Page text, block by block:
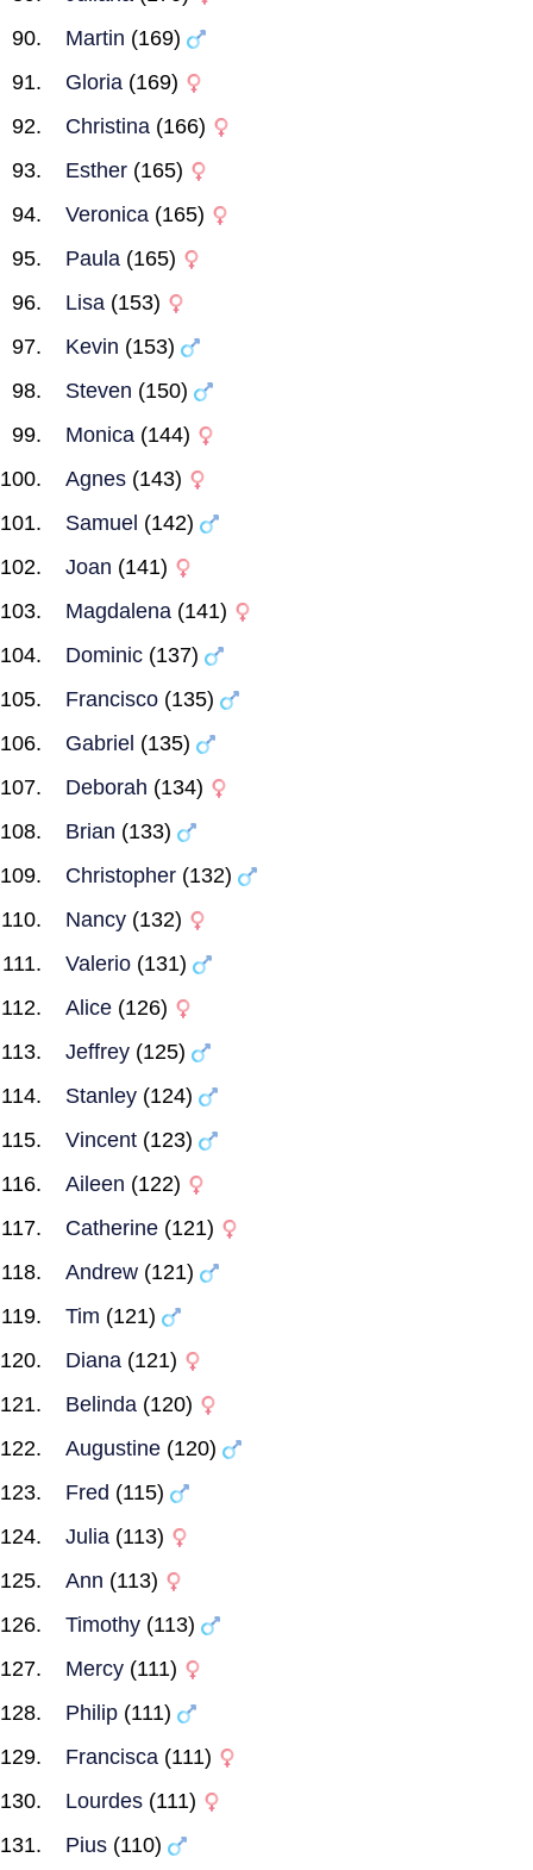
Martin (169)
Gloria (169)
Christina (166)
Esther (165)
Veronica (165)
Paula (165)
Lisa (153)
Kevin (153)
Steven (150)
Monica (144)
Agnes (143)
Samuel (142)
Joan (141)
Magdalena (141)
Dominic (137)
Francisco (135)
Gabriel (135)
Deborah (134)
Brian (133)
Christopher (132)
Nancy (132)
Valerio (131)
Alice (126)
Jeffrey (125)
Stanley (124)
Vincent (123)
Aileen (122)
Catherine (121)
Andrew (121)
Tim (121)
Diana (121)
Belinda (120)
Augustine (120)
Fred (115)
Julia (113)
Ann (113)
Timothy (113)
Mercy (111)
Philip (111)
Francisca (111)
Lourdes (111)
Pius (110)